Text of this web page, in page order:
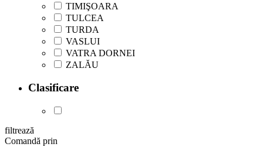
TIMIŞOARA
TULCEA
TURDA
VASLUI
VATRA DORNEI
ZALĂU
Clasificare
filtrează
Comandă prin